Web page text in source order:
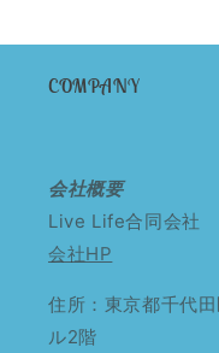
COMPANY
会社概要
Live Life合同会社
会社HP
住所：東京都千代
ル2階